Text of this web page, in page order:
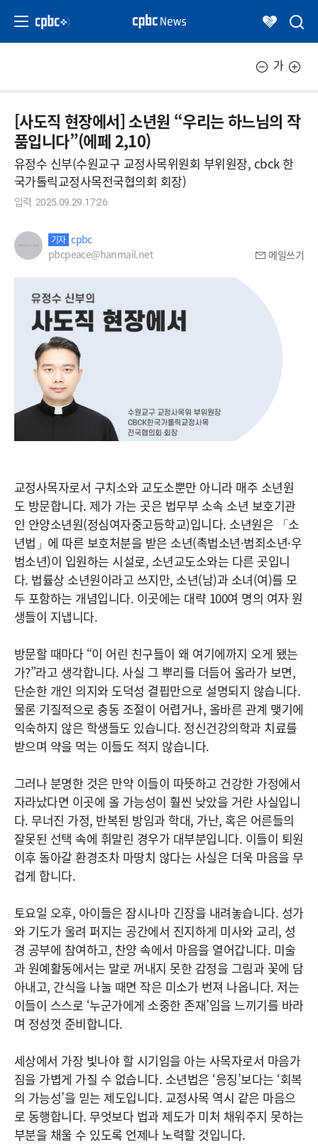
가
[사도직 현장에서] 소년원 “우리는 하느님의 작
품입니다”(에페 2,10)
유정수 신부(수원교구 교정사목위원회 부위원장, cbck 한
국가톨릭교정사목전국협의회 회장)
입력 2025.09.29.17:26
기자 cpbc
pbcpeace@hanmail.net
메일쓰기
교정사목자로서 구치소와 교도소뿐만 아니라 매주 소년원
도 방문합니다. 제가 가는 곳은 법무부 소속 소년 보호기관
인 안양소년원(정심여자중고등학교)입니다. 소년원은 「소
년법」에 따른 보호처분을 받은 소년(촉법소년·범죄소년·우
범소년)이 입원하는 시설로, 소년교도소와는 다른 곳입니
다. 법률상 소년원이라고 쓰지만, 소년(남)과 소녀(여)를 모
두 포함하는 개념입니다. 이곳에는 대략 100여 명의 여자 원
생들이 지냅니다.
방문할 때마다 “이 어린 친구들이 왜 여기에까지 오게 됐는
가?”라고 생각합니다. 사실 그 뿌리를 더듬어 올라가 보면,
단순한 개인 의지와 도덕성 결핍만으로 설명되지 않습니다.
물론 기질적으로 충동 조절이 어렵거나, 올바른 관계 맺기에
익숙하지 않은 학생들도 있습니다. 정신건강의학과 치료를
받으며 약을 먹는 이들도 적지 않습니다.
그러나 분명한 것은 만약 이들이 따뜻하고 건강한 가정에서
자라났다면 이곳에 올 가능성이 훨씬 낮았을 거란 사실입니
다. 무너진 가정, 반복된 방임과 학대, 가난, 혹은 어른들의
잘못된 선택 속에 휘말린 경우가 대부분입니다. 이들이 퇴원
이후 돌아갈 환경조차 마땅치 않다는 사실은 더욱 마음을 무
겁게 합니다.
토요일 오후, 아이들은 잠시나마 긴장을 내려놓습니다. 성가
와 기도가 울려 퍼지는 공간에서 진지하게 미사와 교리, 성
경 공부에 참여하고, 찬양 속에서 마음을 열어갑니다. 미술
과 원예활동에서는 말로 꺼내지 못한 감정을 그림과 꽃에 담
아내고, 간식을 나눌 때면 작은 미소가 번져 나옵니다. 저는
이들이 스스로 ‘누군가에게 소중한 존재’임을 느끼기를 바라
며 정성껏 준비합니다.
세상에서 가장 빛나야 할 시기임을 아는 사목자로서 마음가
짐을 가볍게 가질 수 없습니다. 소년법은 ‘응징’보다는 ‘회복
의 가능성’을 믿는 제도입니다. 교정사목 역시 같은 마음으
로 동행합니다. 무엇보다 법과 제도가 미처 채워주지 못하는
부분을 채울 수 있도록 언제나 노력할 것입니다.